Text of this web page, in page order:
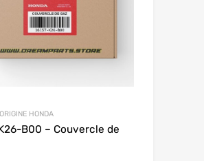
HONDA
B00 – Couvercle de